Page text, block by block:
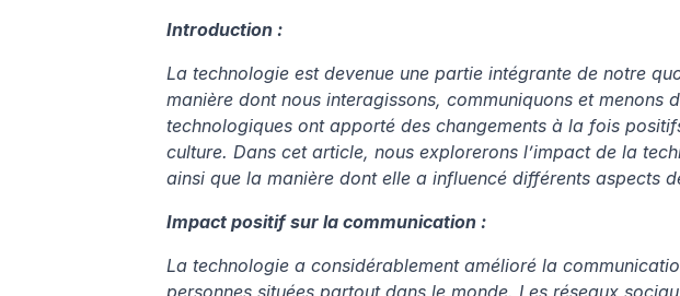
Introduction :
La technologie est devenue une partie intégrante de notre
manière dont nous interagissons, communiquons et menons
technologiques ont apporté des changements à la fois
culture. Dans cet article, nous explorerons l’impact de la
ainsi que la manière dont elle a influencé différents aspects
Impact positif sur la communication :
La technologie a considérablement amélioré la